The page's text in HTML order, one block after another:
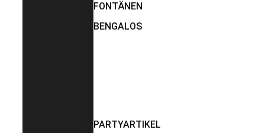
FONTÄNEN
BENGALOS
PARTYARTIKEL